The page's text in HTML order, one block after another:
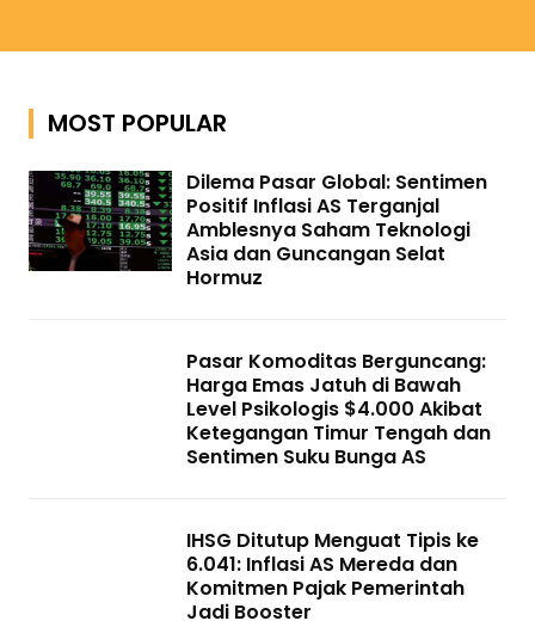
MOST POPULAR
Dilema Pasar Global: Sentimen
Positif Inflasi AS Terganjal
Amblesnya Saham Teknologi
Asia dan Guncangan Selat
Hormuz
Pasar Komoditas Berguncang:
Harga Emas Jatuh di Bawah
Level Psikologis $4.000 Akibat
Ketegangan Timur Tengah dan
Sentimen Suku Bunga AS
IHSG Ditutup Menguat Tipis ke
6.041: Inflasi AS Mereda dan
Komitmen Pajak Pemerintah
Jadi Booster